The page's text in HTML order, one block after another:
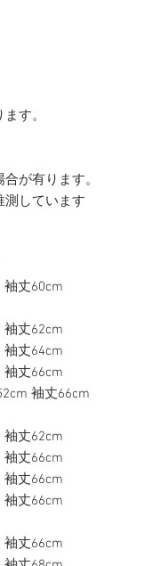
す。
が有ります。
しています
丈60cm
丈62cm
丈64cm
丈66cm
袖丈66cm
丈62cm
丈66cm
丈66cm
丈66cm
丈66cm